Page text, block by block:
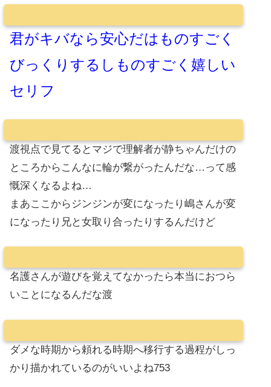
君がキバなら安心だはものすごく
びっくりするしものすごく嬉しい
セリフ
渡視点で見てるとマジで理解者が静ちゃんだけの
ところからこんなに輪が繋がったんだな…って感
慨深くなるよね…
まあここからジンジンが変になったり嶋さんが変
になったり兄と女取り合ったりするんだけど
名護さんが遊びを覚えてなかったら本当におつら
いことになるんだな渡
ダメな時期から頼れる時期へ移行する過程がしっ
かり描かれているのがいいよね753